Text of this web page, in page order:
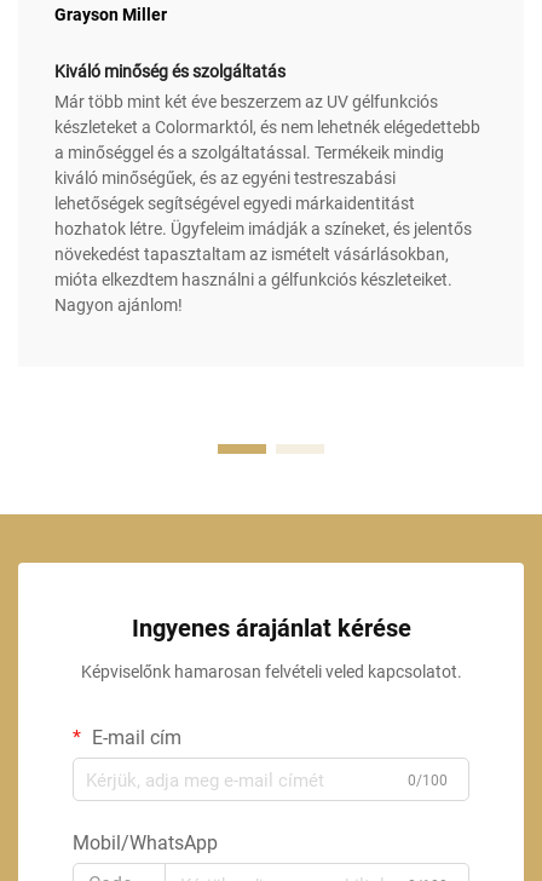
Grayson Miller
Kiváló minőség és szolgáltatás
Már több mint két éve beszerzem az UV gélfunkciós
készleteket a Colormarktól, és nem lehetnék elégedettebb
a minőséggel és a szolgáltatással. Termékeik mindig
kiváló minőségűek, és az egyéni testreszabási
lehetőségek segítségével egyedi márkaidentitást
hozhatok létre. Ügyfeleim imádják a színeket, és jelentős
növekedést tapasztaltam az ismételt vásárlásokban,
mióta elkezdtem használni a gélfunkciós készleteiket.
Nagyon ajánlom!
Ingyenes árajánlat kérése
Képviselőnk hamarosan felvételi veled kapcsolatot.
E-mail cím
0/100
Mobil/WhatsApp